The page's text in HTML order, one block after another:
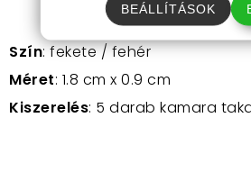
Szín: fekete / fehér
Méret: 1.8 cm x 0.9 cm
Kiszerelés: 5 darab kamara
BEÁLLÍTÁSOK